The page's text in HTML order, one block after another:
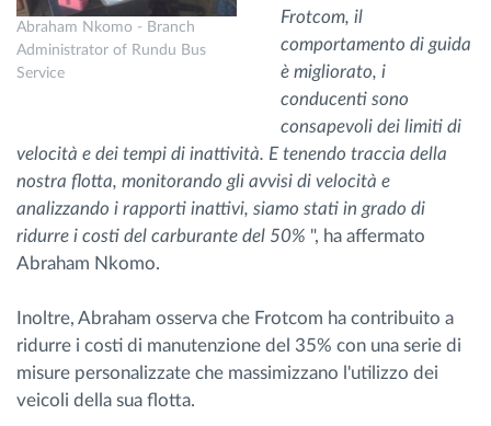
Abraham Nkomo - Branch
Administrator of Rundu Bus
Service
Frotcom, il
comportamento di guida
è migliorato, i
conducenti sono
consapevoli dei limiti di
velocità e dei tempi di inattività. E tenendo traccia della
nostra flotta, monitorando gli avvisi di velocità e
analizzando i rapporti inattivi, siamo stati in grado di
ridurre i costi del carburante del 50% ", ha affermato
Abraham Nkomo.
Inoltre, Abraham osserva che Frotcom ha contribuito a
ridurre i costi di manutenzione del 35% con una serie di
misure personalizzate che massimizzano l'utilizzo dei
veicoli della sua flotta.